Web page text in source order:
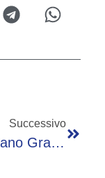
Successivo
Pd, Stefano Graziano Domani Alle 11 Ospite Dell’Adnkronos